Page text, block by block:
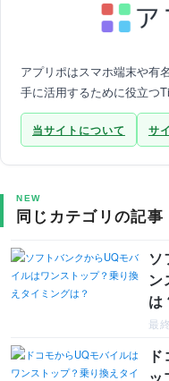
アプリポはスマホ端末や有
手に活用するために役立つ
当サイトについて サ
NEW
同じカテゴリの記事
は
最